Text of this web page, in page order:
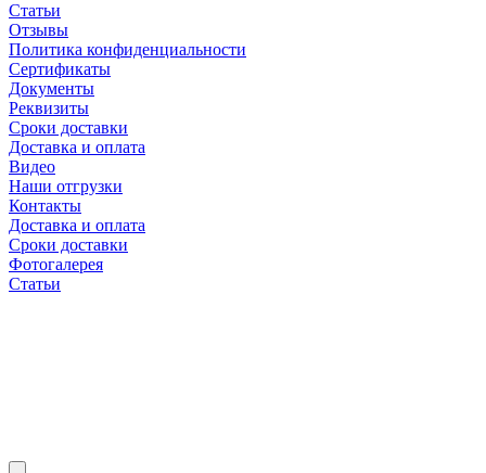
Статьи
Отзывы
Политика конфиденциальности
Сертификаты
Документы
Реквизиты
Сроки доставки
Доставка и оплата
Видео
Наши отгрузки
Контакты
Доставка и оплата
Сроки доставки
Фотогалерея
Статьи